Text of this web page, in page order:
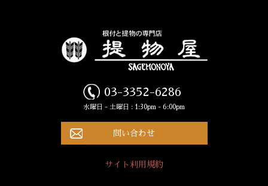
03-3352-6286
水曜日 - 土曜日 : 1:30pm - 6:00pm
問い合わせ
サイト利用規約